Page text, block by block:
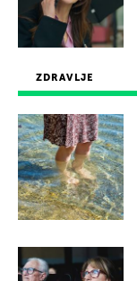
ZDRAVLJE